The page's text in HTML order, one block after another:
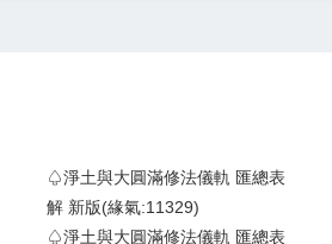
♤淨土與大圓滿修法儀軌 匯總表
解 新版(緣氣:11329)
♤淨土與大圓滿修法儀軌 匯總表